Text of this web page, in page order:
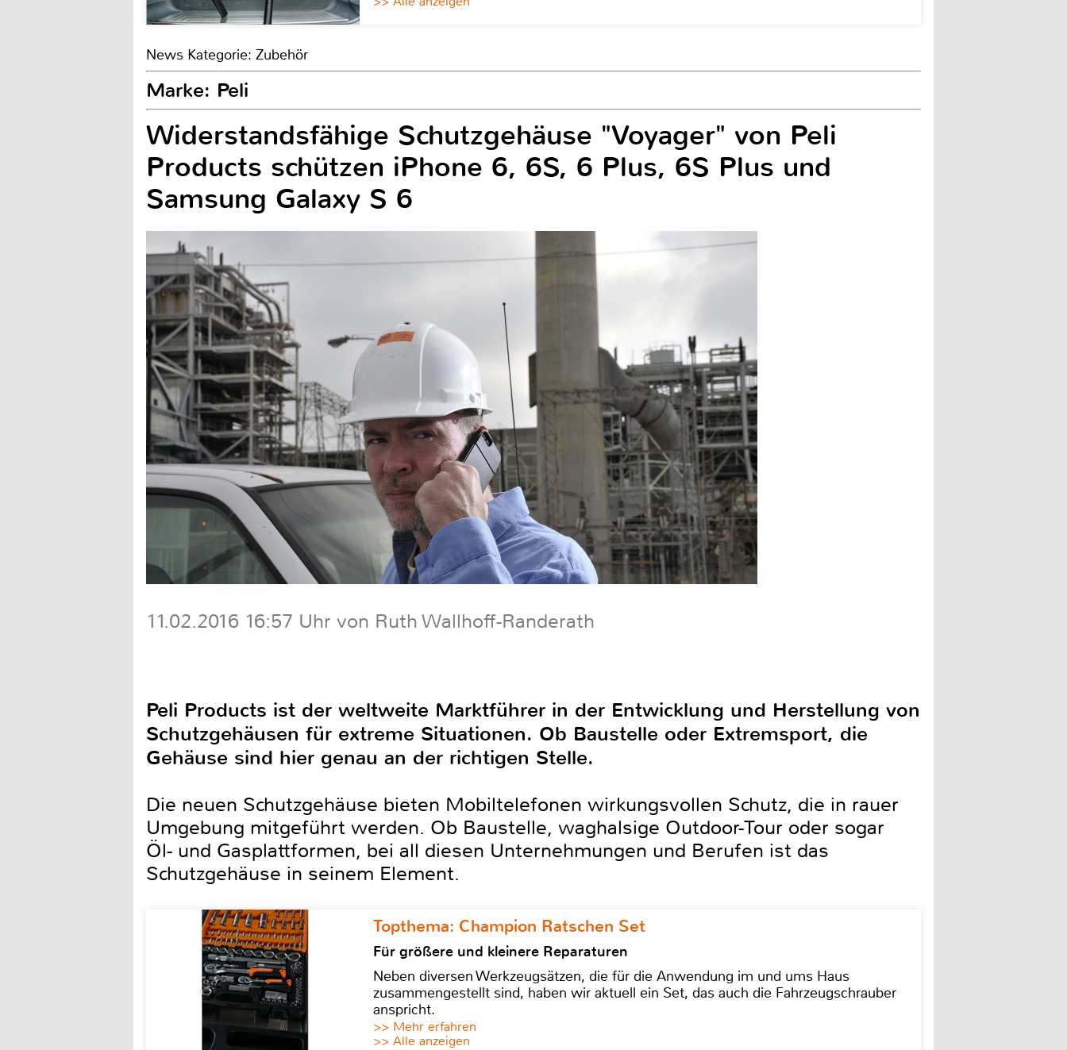
News Kategorie: Zubehör
Marke: Peli
Widerstandsfähige Schutzgehäuse "Voyager" von Peli
Products schützen iPhone 6, 6S, 6 Plus, 6S Plus und
Samsung Galaxy S 6
11.02.2016 16:57 Uhr von Ruth Wallhoff-Randerath
Peli Products ist der weltweite Marktführer in der Entwicklung und Herstellung von
Schutzgehäusen für extreme Situationen. Ob Baustelle oder Extremsport, die
Gehäuse sind hier genau an der richtigen Stelle.
Die neuen Schutzgehäuse bieten Mobiltelefonen wirkungsvollen Schutz, die in rauer
Umgebung mitgeführt werden. Ob Baustelle, waghalsige Outdoor-Tour oder sogar
Öl- und Gasplattformen, bei all diesen Unternehmungen und Berufen ist das
Schutzgehäuse in seinem Element.
Topthema: Champion Ratschen Set
Für größere und kleinere Reparaturen
Neben diversen Werkzeugsätzen, die für die Anwendung im und ums Haus
zusammengestellt sind, haben wir aktuell ein Set, das auch die Fahrzeugschrauber
anspricht.
>> Mehr erfahren
>> Alle anzeigen